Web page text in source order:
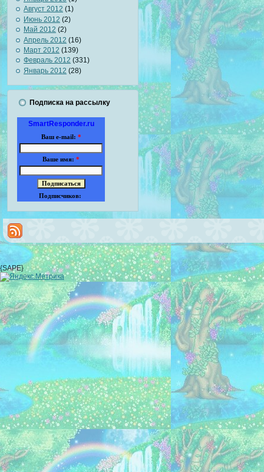
Август 2012 (1)
Июнь 2012 (2)
Май 2012 (2)
Апрель 2012 (16)
Март 2012 (139)
Февраль 2012 (331)
Январь 2012 (28)
Подписка на рассылку
SmartResponder.ru
Ваш e-mail: *
Ваше имя: *
Подписчиков:
{SAPE}